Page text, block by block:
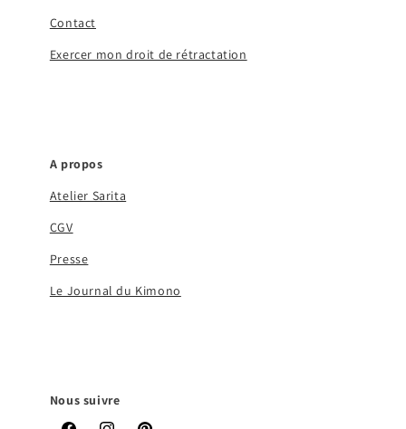
Contact
Exercer mon droit de rétractation
A propos
Atelier Sarita
CGV
Presse
Le Journal du Kimono
Nous suivre